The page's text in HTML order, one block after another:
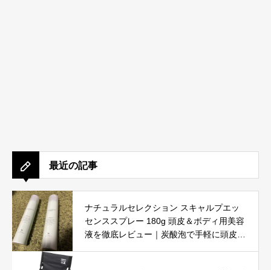
最近の記事
ナチュラルセレクション スキャルプエッ
センススプレー 180g 頭皮＆ボディ用美容
液を徹底レビュー｜炭酸泡で手軽に頭皮と